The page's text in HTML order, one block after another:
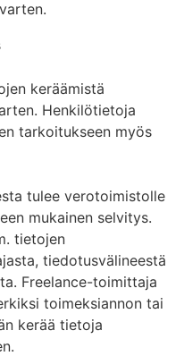
keräämistä
Henkilötietoja
tarkoitukseen myös
tulee verotoimistolle
mukainen selvitys.
tietojen
tiedotusvälineestä
Freelance-toimittaja
toimeksiannon tai
kerää tietoja